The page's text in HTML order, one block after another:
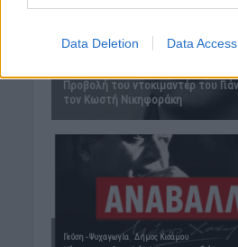
Data Deletion Data Access